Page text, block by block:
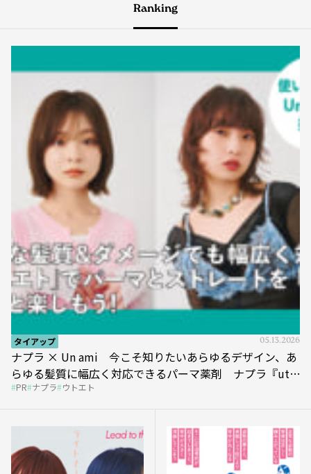
Ranking
タイアップ 05.13.2026
ナプラ × Un ami 今こそ知りたいあらゆるデザイン、あ
らゆる髪質に幅広く対応できるパーマ薬剤 ナプラ『ut-
et』
PR ナプラ ウトエト